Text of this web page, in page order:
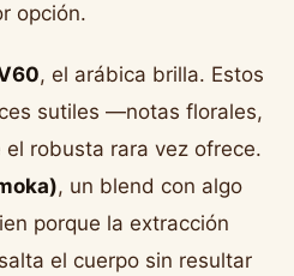
opción.
, el arábica brilla. Estos
sutiles —notas florales,
robusta rara vez ofrece.
, un blend con algo
porque la extracción
el cuerpo sin resultar